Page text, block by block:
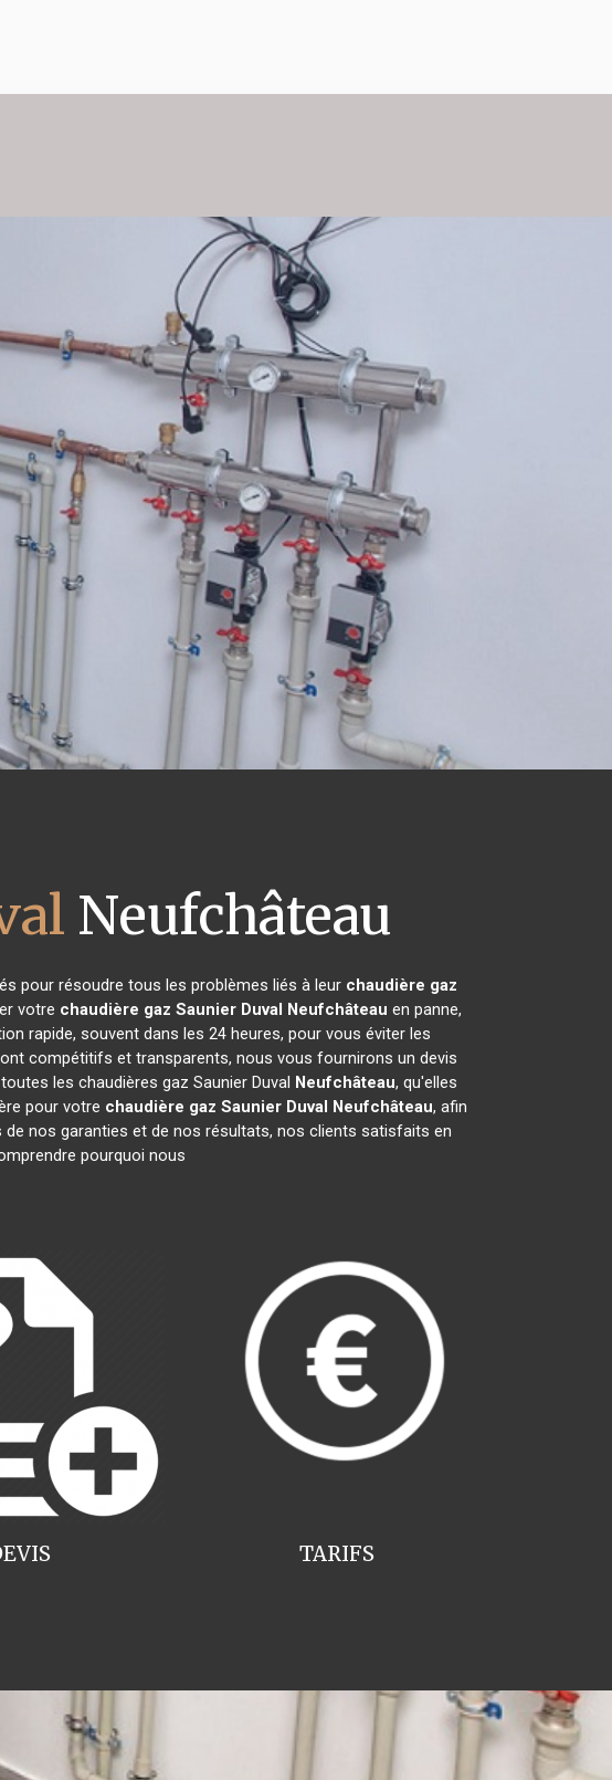
Neufchâteau
pour résoudre tous les problèmes liés à leur chaudière gaz
votre chaudière gaz Saunier Duval Neufchâteau en panne,
rapide, souvent dans les 24 heures, pour vous éviter les
compétitifs et transparents, nous vous fournirons un devis
les chaudières gaz Saunier Duval Neufchâteau, qu'elles
pour votre chaudière gaz Saunier Duval Neufchâteau, afin
nos garanties et de nos résultats, nos clients satisfaits en
pourquoi nous
TARIFS